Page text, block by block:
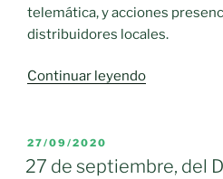
telemática, y acciones
distribuidores locales.
Continuar leyendo«Primer
China
PUBLICADO
EL
27/09/2020
27 de septiembre, del